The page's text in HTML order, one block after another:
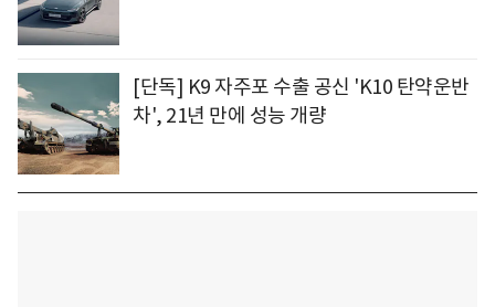
[단독] K9 자주포 수출 공신 'K10 탄약운반
차', 21년 만에 성능 개량